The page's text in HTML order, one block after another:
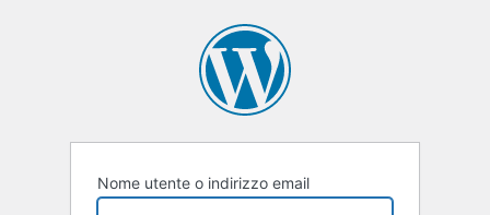
Nome utente o indirizzo email